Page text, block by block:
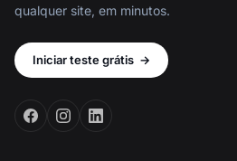
qualquer site, em minutos.
Iniciar teste grátis →